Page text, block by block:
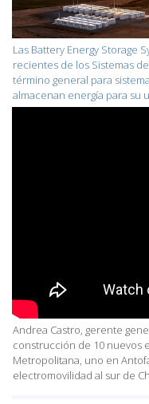
Las Battery Energy Storage
recientes de los Sistemas
término general para
almacenan energía para su
Andrea Castro, gerente
construcción de 10 nuevos
Metropolitana, uno en
electromovilidad al sur de